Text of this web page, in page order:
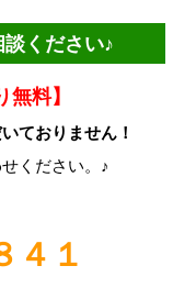
ください♪
無料】
ておりません！
ください。♪
４１